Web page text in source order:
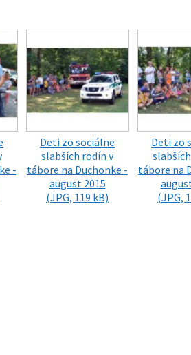
-
Deti zo sociálne
slabších rodín v
tábore na Duchonke -
august 2015
(JPG, 119 kB)
Deti zo
tábore na
(JPG,